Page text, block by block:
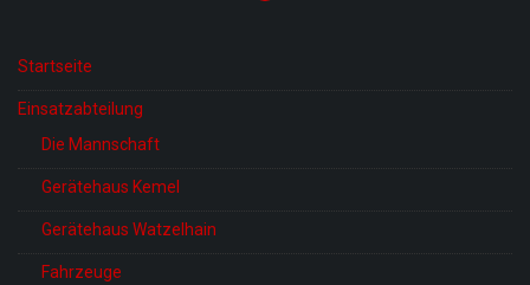
Startseite
Einsatzabteilung
Die Mannschaft
Gerätehaus Kemel
Gerätehaus Watzelhain
Fahrzeuge